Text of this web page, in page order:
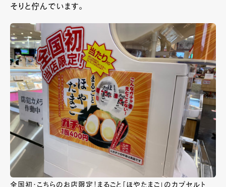
そりと佇んでいます。
全国初・こちらのお店限定！まるごと「ほやたまご」のカプセルト